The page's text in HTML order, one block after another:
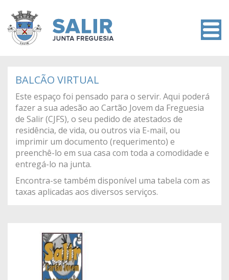
BALCÃO VIRTUAL
Este espaço foi pensado para o servir. Aqui poderá
fazer a sua adesão ao Cartão Jovem da Freguesia
de Salir (CJFS), o seu pedido de atestados de
residência, de vida, ou outros via E-mail, ou
imprimir um documento (requerimento) e
preenchê-lo em sua casa com toda a comodidade e
entregá-lo na junta.
Encontra-se também disponível uma tabela com as
taxas aplicadas aos diversos serviços.